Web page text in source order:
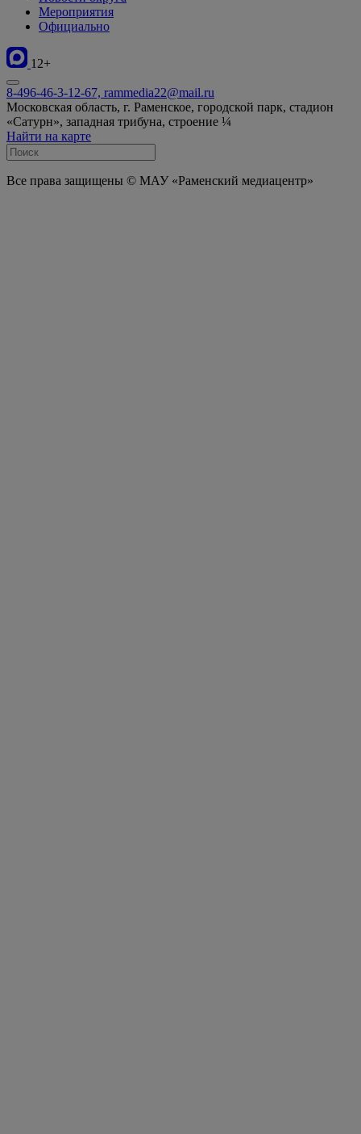
Мероприятия
Официально
12+
8-496-46-3-12-67, rammedia22@mail.ru
Московская область, г. Раменское, городской парк, стадион
«Сатурн», западная трибуна, строение ¼
Найти на карте
Все права защищены © МАУ «Раменский медиацентр»